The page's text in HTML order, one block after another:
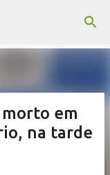
em
na tarde